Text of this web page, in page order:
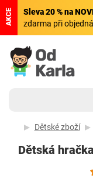
AKCE Sleva 20 % na
zdarma při
Dětské zboží
Dětská